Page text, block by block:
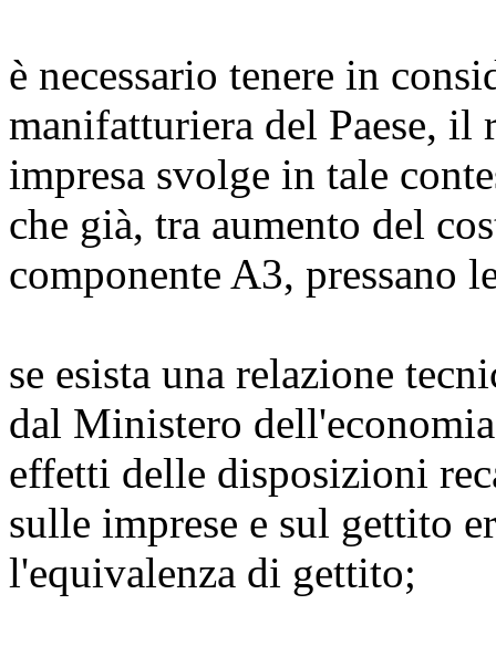
è necessario tenere in
manifatturiera del Paese, il
impresa svolge in tale
che già, tra aumento del
componente A3, pressano
se esista una relazione
dal Ministero
effetti delle disposizioni
sulle imprese e sul gettito
l'equivalenza di gettito;